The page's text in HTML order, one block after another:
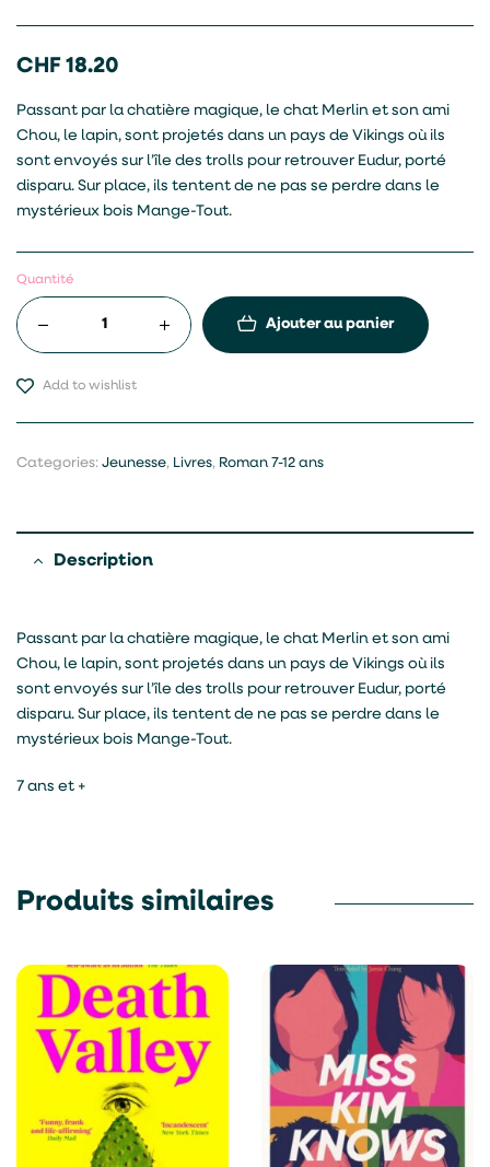
CHF 18.20
Passant par la chatière magique, le chat Merlin et son ami
Chou, le lapin, sont projetés dans un pays de Vikings où ils
sont envoyés sur l’île des trolls pour retrouver Eudur, porté
disparu. Sur place, ils tentent de ne pas se perdre dans le
mystérieux bois Mange-Tout.
Quantité
Ajouter au panier
Add to wishlist
Categories: Jeunesse, Livres, Roman 7-12 ans
Description
Passant par la chatière magique, le chat Merlin et son ami
Chou, le lapin, sont projetés dans un pays de Vikings où ils
sont envoyés sur l’île des trolls pour retrouver Eudur, porté
disparu. Sur place, ils tentent de ne pas se perdre dans le
mystérieux bois Mange-Tout.
7 ans et +
Produits similaires